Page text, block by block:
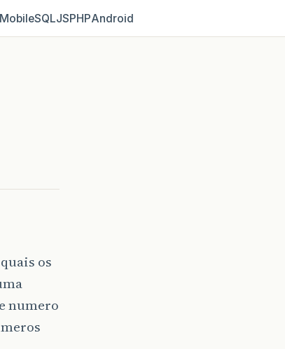
MobileSQLJSPHPAndroid
os
numero